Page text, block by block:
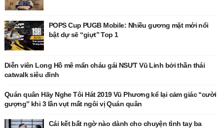
POPS Cup PUGB Mobile: Nhiều gương mặt mới nổi
bật dự sẽ “giựt” Top 1
Diễn viên Long Hồ mê mẩn cháu gái NSƯT Vũ Linh bởi thần thái
catwalk siêu đỉnh
Quán quân Hãy Nghe Tôi Hát 2019 Vũ Phương kể lại cảm giác “cười
gượng” khi 3 lần vụt mất ngôi vị Quán quân
Cái kết bất ngờ nào dành cho chuyện tình tay ba